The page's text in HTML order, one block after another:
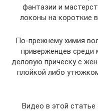
фантазии и
локоны на короткие
По-прежнему химия
приверженцев
деловую прическу с
плойкой либо
Видео в этой